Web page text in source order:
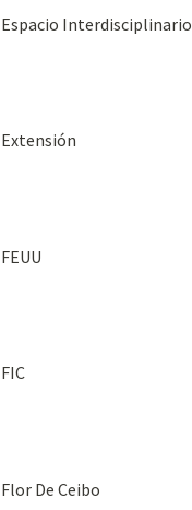
Espacio Interdisciplinario
Extensión
FEUU
FIC
Flor De Ceibo